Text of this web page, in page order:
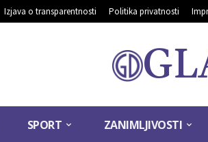
Izjava o transparentnosti Politika privatnosti
SPORT ZANIMLJIVOSTI